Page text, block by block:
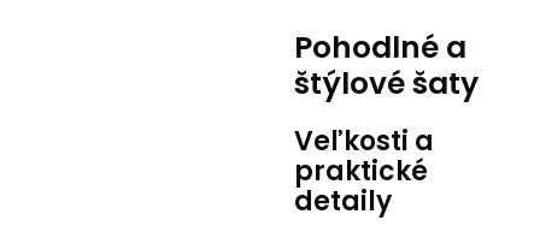
Pohodlné a
štýlové šaty
Veľkosti a
praktické
detaily